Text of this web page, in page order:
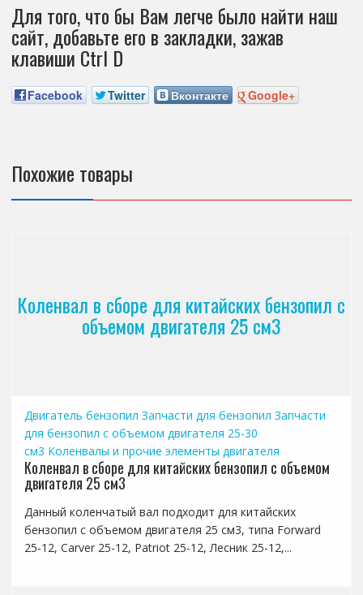
Для того, что бы Вам легче было найти наш
сайт, добавьте его в закладки, зажав
клавиши Ctrl D
Facebook Twitter Вконтакте Google+
Похожие товары
Коленвал в сборе для китайских бензопил с
объемом двигателя 25 см3
Двигатель бензопил Запчасти для бензопил Запчасти
для бензопил с объемом двигателя 25-30
см3 Коленвалы и прочие элементы двигателя
Коленвал в сборе для китайских бензопил с объемом
двигателя 25 см3
Данный коленчатый вал подходит для китайских
бензопил с объемом двигателя 25 см3, типа Forward
25-12, Carver 25-12, Patriot 25-12, Лесник 25-12,...